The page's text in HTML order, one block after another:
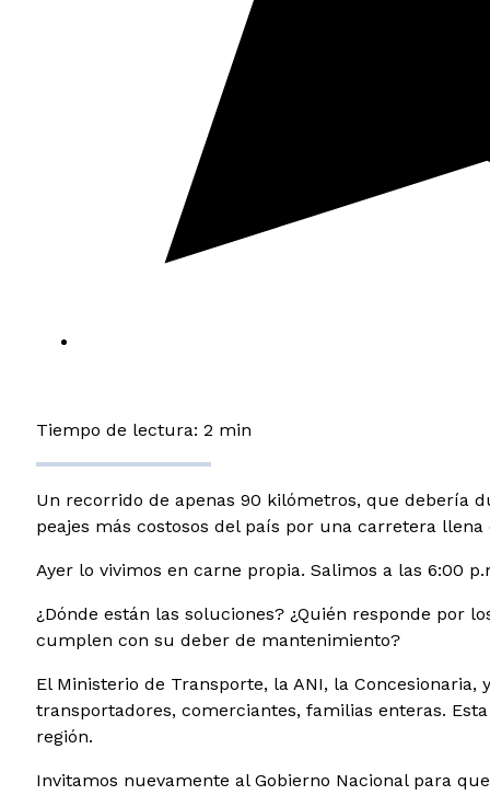
Tiempo de lectura: 2 min
Un recorrido de apenas 90 kilómetros, que debería
peajes más costosos del país por una carretera
Ayer lo vivimos en carne propia. Salimos a las 6:00
¿Dónde están las soluciones? ¿Quién responde por
cumplen con su deber de mantenimiento?
El Ministerio de Transporte, la ANI, la
transportadores, comerciantes, familias enteras.
región.
Invitamos nuevamente al Gobierno Nacional para